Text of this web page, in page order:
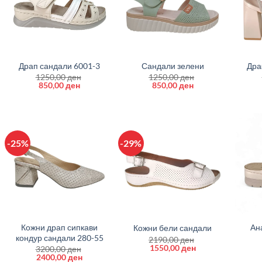
Драп сандали 6001-3
1250,00ден
Original
price
850,00денCurrent
Сандали зелени
1250,00ден
Original
price
850,00денCurrent
+
-25%
Кожни драп сипкави
кондур сaндали 280-55
3200,00ден
Original
2400,00денCurrent
-29%
Кожни бели сандали
2190,00ден
Original
1550,00денCurrent